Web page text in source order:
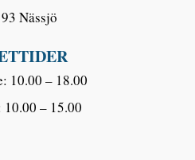
Nässjö
10.00 – 18.00
– 15.00